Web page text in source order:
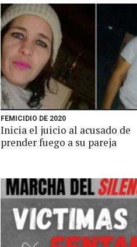
FEMICIDIO DE 2020
Inicia el juicio al acusado de
prender fuego a su pareja